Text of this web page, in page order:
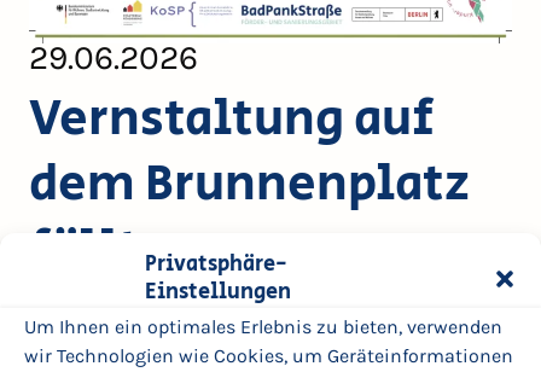
Privatsphäre-
Einstellungen
Um Ihnen ein optimales Erlebnis zu bieten, verwenden
wir Technologien wie Cookies, um Geräteinformationen
29.06.2026
Vernstaltung auf
dem Brunnenplatz
fällt aus
UPDATE: Aufgrund des Wetters fällt die Veranstaltung
auf dem Brunnenplatz heute (29.06.) leider aus. Wir
informieren, sobald ein neuer Termin feststeht!